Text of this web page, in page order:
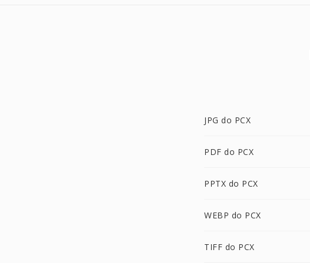
JPG do PCX
PDF do PCX
PPTX do PCX
WEBP do PCX
TIFF do PCX